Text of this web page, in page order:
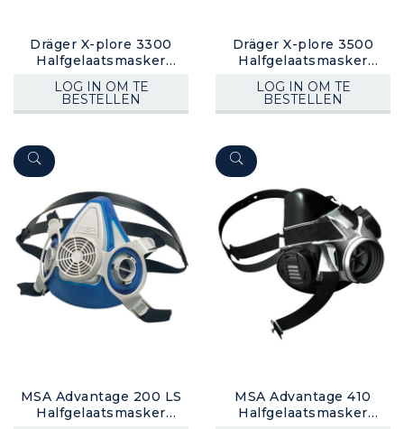
Dräger X-plore 3300
Halfgelaatsmasker
LOG IN OM TE
BESTELLEN
Dräger X-plore 3500
Halfgelaatsmasker
LOG IN OM TE
BESTELLEN
MSA Advantage 200 LS
Halfgelaatsmasker
MSA Advantage 410
Halfgelaatsmasker